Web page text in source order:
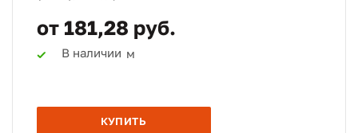
от 181,28 руб.
В наличии м
КУПИТЬ